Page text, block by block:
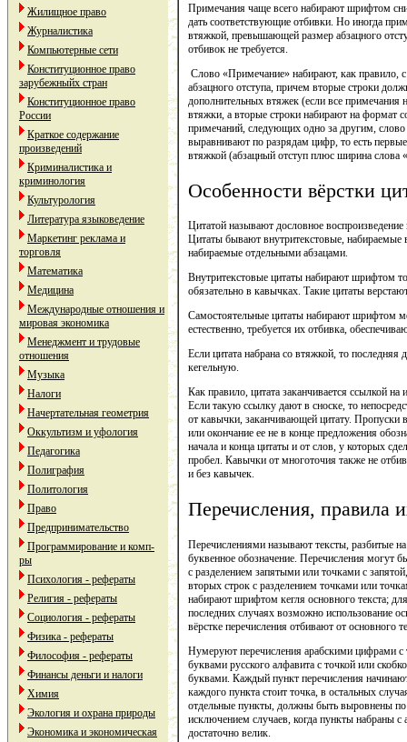
Жилищное право
Журналистика
Компьютерные сети
Конституционное право
зарубежныйх стран
Конституционное право
России
Краткое содержание
произведений
Криминалистика и
криминология
Культурология
Литература языковедение
Маркетинг реклама и
торговля
Математика
Медицина
Международные отношения и
мировая экономика
Менеджмент и трудовые
отношения
Музыка
Налоги
Начертательная геометрия
Оккультизм и уфология
Педагогика
Полиграфия
Политология
Право
Предпринимательство
Программирование и комп-
ры
Психология - рефераты
Религия - рефераты
Социология - рефераты
Физика - рефераты
Философия - рефераты
Финансы деньги и налоги
Химия
Экология и охрана природы
Экономика и экономическая
Примечания чаще всего набирают шрифтом
дать соответствующие отбивки. Но иногда
втяжкой, превышающей размер абзацного
отбивок не требуется.
Слово «Примечание» набирают, как правило,
абзацного отступа, причем вторые строки
дополнительных втяжек (если все примечания
втяжки, а вторые строки набирают на формат
примечаний, следующих одно за другим,
выравнивают по разрядам цифр, то есть
втяжкой (абзацный отступ плюс ширина слова
Особенности вёрстки
Цитатой называют дословное
Цитаты бывают внутритекстовые, набираемые
набираемые отдельными абзацами.
Внутритекстовые цитаты набирают шрифтом
обязательно в кавычках. Такие цитаты
Самостоятельные цитаты набирают шрифтом
естественно, требуется их отбивка,
Если цитата набрана со втяжкой, то
кегельную.
Как правило, цитата заканчивается ссылкой
Если такую ссылку дают в сноске, то
от кавычки, заканчивающей цитату. Пропуски
или окончание ее не в конце предложения
начала и конца цитаты и от слов, у которых
пробел. Кавычки от многоточия также не
и без кавычек.
Перечисления, правила
Перечислениями называют тексты, разбитые
буквенное обозначение. Перечисления могут
с разделением запятыми или точками с
вторых строк с разделением точками или
набирают шрифтом кегля основного текста;
последних случаях возможно использование
вёрстке перечисления отбивают от основного
Нумеруют перечисления арабскими цифрами
буквами русского алфавита с точкой или
буквами. Каждый пункт перечисления
каждого пункта стоит точка, в остальных
отдельные пункты, должны быть выровнены
исключением случаев, когда пункты набраны с
достаточно велик.